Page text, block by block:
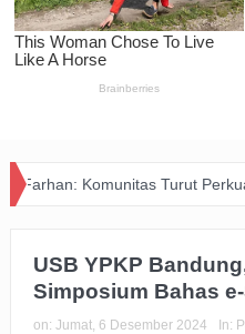
Komunitas Turut Perkuat
USB YPKP
Simposium Bahas
on: Jumat, 6 Desember 2024 In: